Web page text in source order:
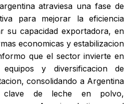
atraviesa una fase de
para mejorar la eficiencia
su capacidad exportadora, en
economicas y estabilizacion
que el sector invierte en
equipos y diversificacion de
consolidando a Argentina
clave de leche en polvo,